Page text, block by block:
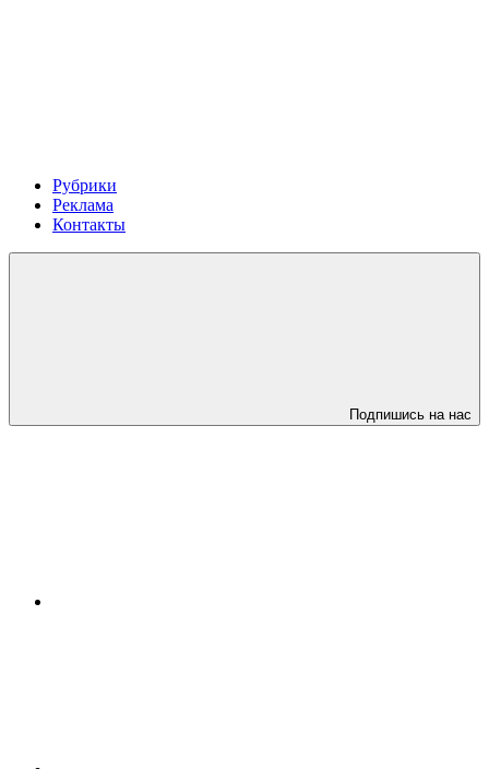
Рубрики
Реклама
Контакты
Подпишись на нас